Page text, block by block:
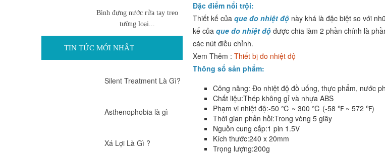
Đặc điểm nổi trội:
Thiết kế của que đo nhiệt độ này khá là đặc biệt so với
kế của que đo nhiệt độ được chia làm 2 phần chính là
các nút điều chỉnh.
Xem Thêm : Thiết bị đo nhiệt độ
Thông số sản phẩm:
Công năng: Đo nhiệt độ đồ uống, thực phẩm, nước
Chất liệu:Thép không gỉ và nhựa ABS
Phạm vi nhiệt độ:-50 ℃ ~ 300 ℃ (-58 ℉ ~ 572 ℉)
Thời gian phản hồi:Trong vòng 5 giây
Nguồn cung cấp:1 pin 1.5V
Kích thước:240 x 20mm
Trọng lượng:200g
Bình đựng nước rửa tay treo
tường loại...
Giá:
Bình đựng nước rửa tay cảm
Giá:
TIN TỨC MỚI NHẤT
Silent Treatment Là Gì?
Asthenophobia là gì
Xá Lợi Là Gì ?